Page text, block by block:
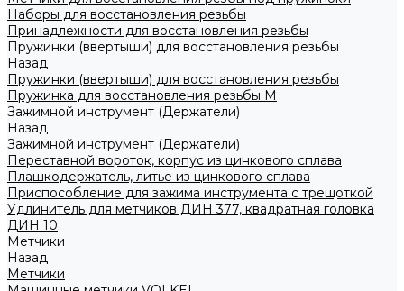
Наборы для восстановления резьбы
Принадлежности для восстановления резьбы
Пружинки (ввертыши) для восстановления резьбы
Назад
Пружинки (ввертыши) для восстановления резьбы
Пружинка для восстановления резьбы M
Зажимной инструмент (Держатели)
Назад
Зажимной инструмент (Держатели)
Переставной вороток, корпус из цинкового сплава
Плашкодержатель, литье из цинкового сплава
Приспособление для зажима инструмента с трещоткой
Удлинитель для метчиков ДИН 377, квадратная головка
ДИН 10
Метчики
Назад
Метчики